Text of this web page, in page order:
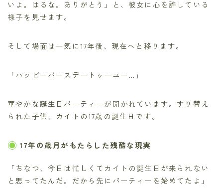
いよ。はるな。ありがとう」と、彼女に心を許している
様子を見せます。
そして場面は一気に17年後、現在へと移ります。
「ハッピーバースデートゥーユー…」
華やかな誕生日パーティーが開かれています。すり替え
られた子供、カイトの17歳の誕生日です。
17年の歳月がもたらした残酷な現実
「ちなつ、今日は忙しくてカイトの誕生日が来られない
と思ってたんだ。だから先にパーティーを始めてたよ」